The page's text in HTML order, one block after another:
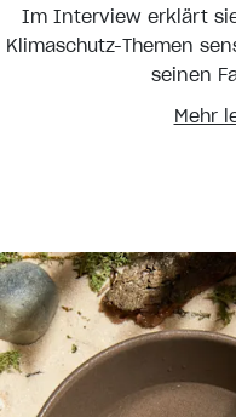
Im Interview erklärt
Klimaschutz-Themen
seinen
Mehr